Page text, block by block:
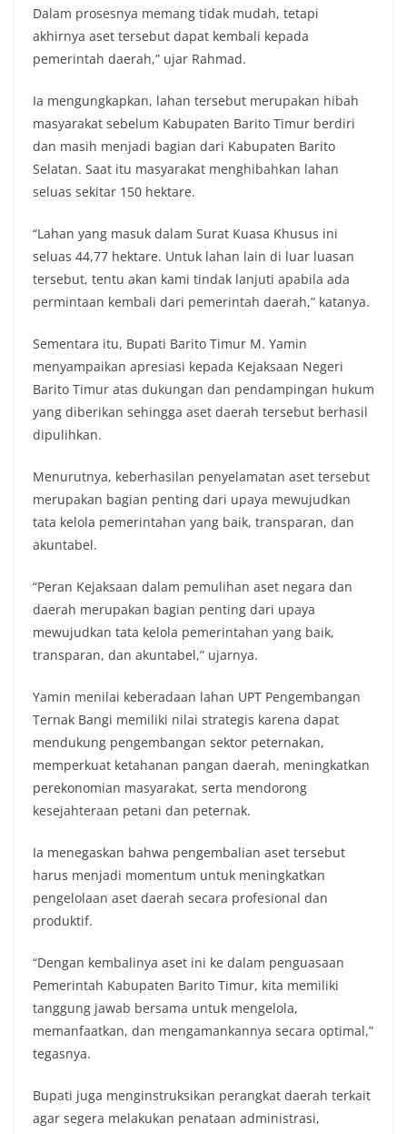
Dalam prosesnya memang tidak mudah, tetapi
akhirnya aset tersebut dapat kembali kepada
pemerintah daerah,” ujar Rahmad.
Ia mengungkapkan, lahan tersebut merupakan hibah
masyarakat sebelum Kabupaten Barito Timur berdiri
dan masih menjadi bagian dari Kabupaten Barito
Selatan. Saat itu masyarakat menghibahkan lahan
seluas sekitar 150 hektare.
“Lahan yang masuk dalam Surat Kuasa Khusus ini
seluas 44,77 hektare. Untuk lahan lain di luar luasan
tersebut, tentu akan kami tindak lanjuti apabila ada
permintaan kembali dari pemerintah daerah,” katanya.
Sementara itu, Bupati Barito Timur M. Yamin
menyampaikan apresiasi kepada Kejaksaan Negeri
Barito Timur atas dukungan dan pendampingan hukum
yang diberikan sehingga aset daerah tersebut berhasil
dipulihkan.
Menurutnya, keberhasilan penyelamatan aset tersebut
merupakan bagian penting dari upaya mewujudkan
tata kelola pemerintahan yang baik, transparan, dan
akuntabel.
“Peran Kejaksaan dalam pemulihan aset negara dan
daerah merupakan bagian penting dari upaya
mewujudkan tata kelola pemerintahan yang baik,
transparan, dan akuntabel,” ujarnya.
Yamin menilai keberadaan lahan UPT Pengembangan
Ternak Bangi memiliki nilai strategis karena dapat
mendukung pengembangan sektor peternakan,
memperkuat ketahanan pangan daerah, meningkatkan
perekonomian masyarakat, serta mendorong
kesejahteraan petani dan peternak.
Ia menegaskan bahwa pengembalian aset tersebut
harus menjadi momentum untuk meningkatkan
pengelolaan aset daerah secara profesional dan
produktif.
“Dengan kembalinya aset ini ke dalam penguasaan
Pemerintah Kabupaten Barito Timur, kita memiliki
tanggung jawab bersama untuk mengelola,
memanfaatkan, dan mengamankannya secara optimal,”
tegasnya.
Bupati juga menginstruksikan perangkat daerah terkait
agar segera melakukan penataan administrasi,